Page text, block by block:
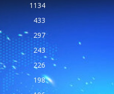
1134
433
297
243
226
198